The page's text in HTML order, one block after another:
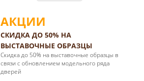
АКЦИИ
СКИДКА ДО 50% НА
ВЫСТАВОЧНЫЕ ОБРАЗЦЫ
Cкидка до 50% на выставочные образцы в
связи с обновлением модельного ряда
дверей